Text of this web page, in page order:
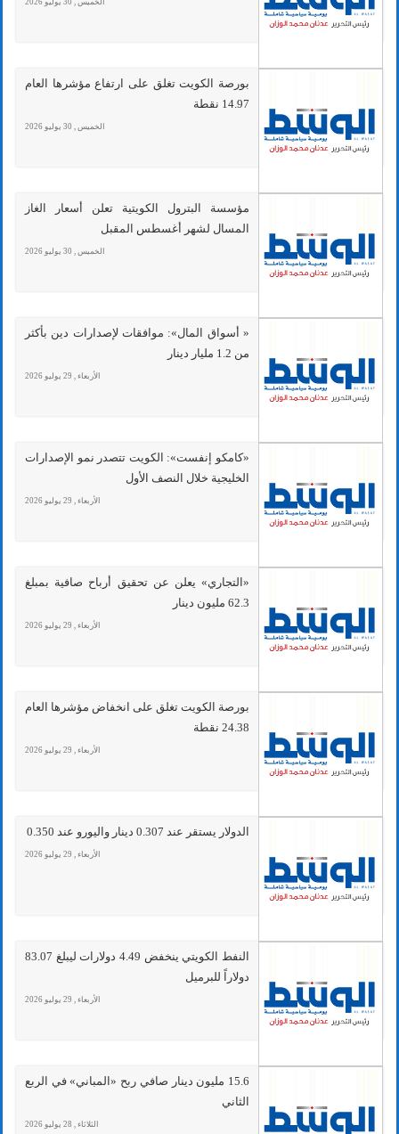
بورصة الكويت تغلق على ارتفاع مؤشرها العام
14.97 نقطة
الخميس , 30 يوليو 2026
مؤسسة البترول الكويتية تعلن أسعار الغاز
المسال لشهر أغسطس المقبل
الخميس , 30 يوليو 2026
« أسواق المال»: موافقات لإصدارات دين بأكثر
من 1.2 مليار دينار
الأربعاء , 29 يوليو 2026
«كامكو إنفست»: الكويت تتصدر نمو الإصدارات
الخليجية خلال النصف الأول
الأربعاء , 29 يوليو 2026
«التجاري» يعلن عن تحقيق أرباح صافية بمبلغ
62.3 مليون دينار
الأربعاء , 29 يوليو 2026
بورصة الكويت تغلق على انخفاض مؤشرها العام
24.38 نقطة
الأربعاء , 29 يوليو 2026
الدولار يستقر عند 0.307 دينار واليورو عند 0.350
الأربعاء , 29 يوليو 2026
النفط الكويتي ينخفض 4.49 دولارات ليبلغ 83.07
دولاراً للبرميل
الأربعاء , 29 يوليو 2026
15.6 مليون دينار صافي ربح «المباني» في الربع
الثاني
الثلاثاء , 28 يوليو 2026